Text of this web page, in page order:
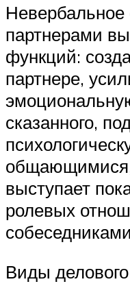
партнерами
функций:
партнере,
сказанного,
общающимися,
выступает
ролевых
Виды